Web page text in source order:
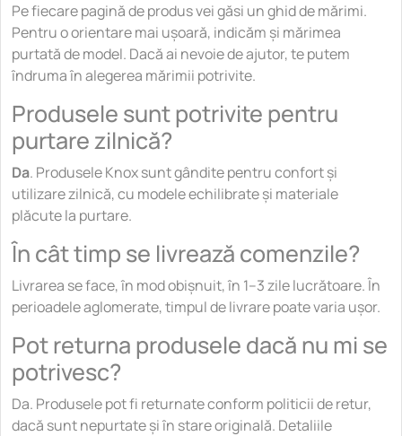
Pe fiecare pagină de produs vei găsi un ghid de mărimi.
Pentru o orientare mai ușoară, indicăm și mărimea
purtată de model. Dacă ai nevoie de ajutor, te putem
îndruma în alegerea mărimii potrivite.
Produsele sunt potrivite pentru
purtare zilnică?
Da. Produsele Knox sunt gândite pentru confort și
utilizare zilnică, cu modele echilibrate și materiale
plăcute la purtare.
În cât timp se livrează comenzile?
Livrarea se face, în mod obișnuit, în 1–3 zile lucrătoare. În
perioadele aglomerate, timpul de livrare poate varia ușor.
Pot returna produsele dacă nu mi se
potrivesc?
Da. Produsele pot fi returnate conform politicii de retur,
dacă sunt nepurtate și în stare originală. Detaliile